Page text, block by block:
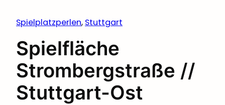
Spielplatzperlen, Stuttgart
Spielfläche
Strombergstraße //
Stuttgart-Ost